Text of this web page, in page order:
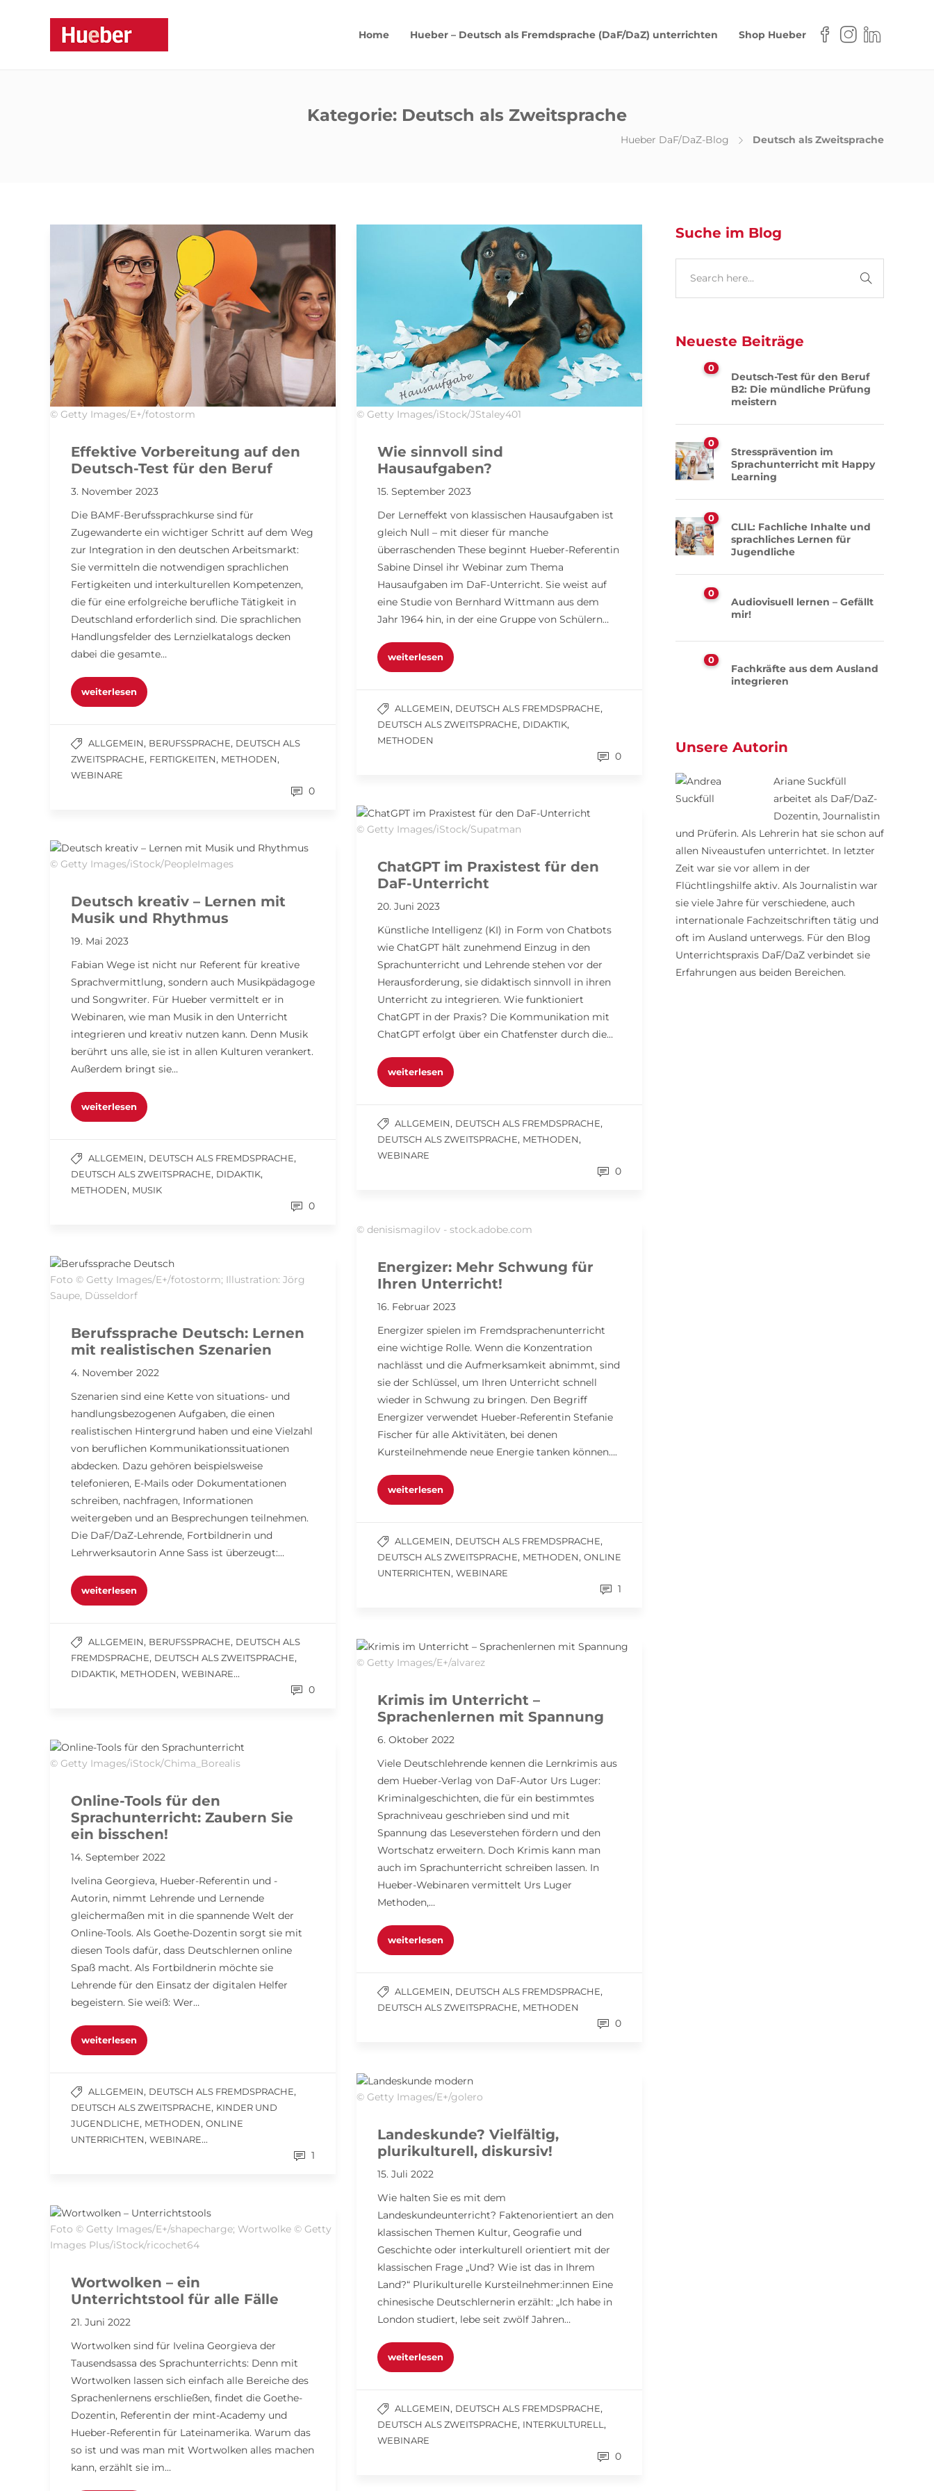
Home Hueber – Deutsch als Fremdsprache (DaF/DaZ) unterrichten Shop Hueber
Kategorie: Deutsch als Zweitsprache
Hueber DaF/DaZ-Blog Deutsch als Zweitsprache
© Getty Images/E+/fotostorm
Effektive Vorbereitung auf den
Deutsch-Test für den Beruf
3. November 2023
Die BAMF-Berufssprachkurse sind für
Zugewanderte ein wichtiger Schritt auf dem Weg
zur Integration in den deutschen Arbeitsmarkt:
Sie vermitteln die notwendigen sprachlichen
Fertigkeiten und interkulturellen Kompetenzen,
die für eine erfolgreiche berufliche Tätigkeit in
Deutschland erforderlich sind. Die sprachlichen
Handlungsfelder des Lernzielkatalogs decken
dabei die gesamte…
weiterlesen
ALLGEMEIN, BERUFSSPRACHE, DEUTSCH ALS
ZWEITSPRACHE, FERTIGKEITEN, METHODEN,
WEBINARE
0
© Getty Images/iStock/JStaley401
Wie sinnvoll sind
Hausaufgaben?
15. September 2023
Der Lerneffekt von klassischen Hausaufgaben ist
gleich Null – mit dieser für manche
überraschenden These beginnt Hueber-Referentin
Sabine Dinsel ihr Webinar zum Thema
Hausaufgaben im DaF-Unterricht. Sie weist auf
eine Studie von Bernhard Wittmann aus dem
Jahr 1964 hin, in der eine Gruppe von Schülern…
weiterlesen
ALLGEMEIN, DEUTSCH ALS FREMDSPRACHE,
DEUTSCH ALS ZWEITSPRACHE, DIDAKTIK,
METHODEN
0
© Getty Images/iStock/Supatman
ChatGPT im Praxistest für den
DaF-Unterricht
20. Juni 2023
Künstliche Intelligenz (KI) in Form von Chatbots
wie ChatGPT hält zunehmend Einzug in den
Sprachunterricht und Lehrende stehen vor der
Herausforderung, sie didaktisch sinnvoll in ihren
Unterricht zu integrieren. Wie funktioniert
ChatGPT in der Praxis? Die Kommunikation mit
ChatGPT erfolgt über ein Chatfenster durch die…
weiterlesen
ALLGEMEIN, DEUTSCH ALS FREMDSPRACHE,
DEUTSCH ALS ZWEITSPRACHE, METHODEN,
WEBINARE
0
© Getty Images/iStock/PeopleImages
Deutsch kreativ – Lernen mit
Musik und Rhythmus
19. Mai 2023
Fabian Wege ist nicht nur Referent für kreative
Sprachvermittlung, sondern auch Musikpädagoge
und Songwriter. Für Hueber vermittelt er in
Webinaren, wie man Musik in den Unterricht
integrieren und kreativ nutzen kann. Denn Musik
berührt uns alle, sie ist in allen Kulturen verankert.
Außerdem bringt sie…
weiterlesen
ALLGEMEIN, DEUTSCH ALS FREMDSPRACHE,
DEUTSCH ALS ZWEITSPRACHE, DIDAKTIK,
METHODEN, MUSIK
0
© denisismagilov - stock.adobe.com
Energizer: Mehr Schwung für
Ihren Unterricht!
16. Februar 2023
Energizer spielen im Fremdsprachenunterricht
eine wichtige Rolle. Wenn die Konzentration
nachlässt und die Aufmerksamkeit abnimmt, sind
sie der Schlüssel, um Ihren Unterricht schnell
wieder in Schwung zu bringen. Den Begriff
Energizer verwendet Hueber-Referentin Stefanie
Fischer für alle Aktivitäten, bei denen
Kursteilnehmende neue Energie tanken können….
weiterlesen
ALLGEMEIN, DEUTSCH ALS FREMDSPRACHE,
DEUTSCH ALS ZWEITSPRACHE, METHODEN, ONLINE
UNTERRICHTEN, WEBINARE
1
Foto © Getty Images/E+/fotostorm; Illustration: Jörg
Saupe, Düsseldorf
Berufssprache Deutsch: Lernen
mit realistischen Szenarien
4. November 2022
Szenarien sind eine Kette von situations- und
handlungsbezogenen Aufgaben, die einen
realistischen Hintergrund haben und eine Vielzahl
von beruflichen Kommunikationssituationen
abdecken. Dazu gehören beispielsweise
telefonieren, E-Mails oder Dokumentationen
schreiben, nachfragen, Informationen
weitergeben und an Besprechungen teilnehmen.
Die DaF/DaZ-Lehrende, Fortbildnerin und
Lehrwerksautorin Anne Sass ist überzeugt:…
weiterlesen
ALLGEMEIN, BERUFSSPRACHE, DEUTSCH ALS
FREMDSPRACHE, DEUTSCH ALS ZWEITSPRACHE,
DIDAKTIK, METHODEN, WEBINARE...
0
© Getty Images/E+/alvarez
Krimis im Unterricht –
Sprachenlernen mit Spannung
6. Oktober 2022
Viele Deutschlehrende kennen die Lernkrimis aus
dem Hueber-Verlag von DaF-Autor Urs Luger:
Kriminalgeschichten, die für ein bestimmtes
Sprachniveau geschrieben sind und mit
Spannung das Leseverstehen fördern und den
Wortschatz erweitern. Doch Krimis kann man
auch im Sprachunterricht schreiben lassen. In
Hueber-Webinaren vermittelt Urs Luger
Methoden,…
weiterlesen
ALLGEMEIN, DEUTSCH ALS FREMDSPRACHE,
DEUTSCH ALS ZWEITSPRACHE, METHODEN
0
© Getty Images/iStock/Chima_Borealis
Online-Tools für den
Sprachunterricht: Zaubern Sie
ein bisschen!
14. September 2022
Ivelina Georgieva, Hueber-Referentin und -
Autorin, nimmt Lehrende und Lernende
gleichermaßen mit in die spannende Welt der
Online-Tools. Als Goethe-Dozentin sorgt sie mit
diesen Tools dafür, dass Deutschlernen online
Spaß macht. Als Fortbildnerin möchte sie
Lehrende für den Einsatz der digitalen Helfer
begeistern. Sie weiß: Wer…
weiterlesen
ALLGEMEIN, DEUTSCH ALS FREMDSPRACHE,
DEUTSCH ALS ZWEITSPRACHE, KINDER UND
JUGENDLICHE, METHODEN, ONLINE
UNTERRICHTEN, WEBINARE...
1
© Getty Images/E+/golero
Landeskunde? Vielfältig,
plurikulturell, diskursiv!
15. Juli 2022
Wie halten Sie es mit dem
Landeskundeunterricht? Faktenorientiert an den
klassischen Themen Kultur, Geografie und
Geschichte oder interkulturell orientiert mit der
klassischen Frage „Und? Wie ist das in Ihrem
Land?“ Plurikulturelle Kursteilnehmer:innen Eine
chinesische Deutschlernerin erzählt: „Ich habe in
London studiert, lebe seit zwölf Jahren…
weiterlesen
ALLGEMEIN, DEUTSCH ALS FREMDSPRACHE,
DEUTSCH ALS ZWEITSPRACHE, INTERKULTURELL ,
WEBINARE
0
Foto © Getty Images/E+/shapecharge; Wortwolke © Getty
Images Plus/iStock/ricochet64
Wortwolken – ein
Unterrichtstool für alle Fälle
21. Juni 2022
Wortwolken sind für Ivelina Georgieva der
Tausendsassa des Sprachunterrichts: Denn mit
Wortwolken lassen sich einfach alle Bereiche des
Sprachenlernens erschließen, findet die Goethe-
Dozentin, Referentin der mint-Academy und
Hueber-Referentin für Lateinamerika. Warum das
so ist und was man mit Wortwolken alles machen
kann, erzählt sie im…
Suche im Blog
Neueste Beiträge
0
Deutsch-Test für den Beruf
B2: Die mündliche Prüfung
meistern
0
Stressprävention im
Sprachunterricht mit Happy
Learning
0
CLIL: Fachliche Inhalte und
sprachliches Lernen für
Jugendliche
0
Audiovisuell lernen – Gefällt
mir!
0
Fachkräfte aus dem Ausland
integrieren
Unsere Autorin
Ariane Suckfüll
arbeitet als DaF/DaZ-
Dozentin, Journalistin
und Prüferin. Als Lehrerin hat sie schon auf
allen Niveaustufen unterrichtet. In letzter
Zeit war sie vor allem in der
Flüchtlingshilfe aktiv. Als Journalistin war
sie viele Jahre für verschiedene, auch
internationale Fachzeitschriften tätig und
oft im Ausland unterwegs. Für den Blog
Unterrichtspraxis DaF/DaZ verbindet sie
Erfahrungen aus beiden Bereichen.